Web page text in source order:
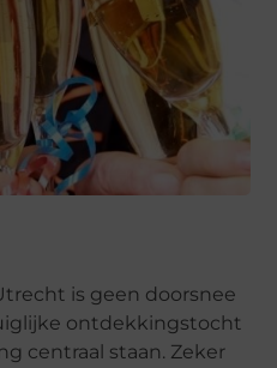
is geen doorsnee
ontdekkingstocht
centraal staan. Zeker